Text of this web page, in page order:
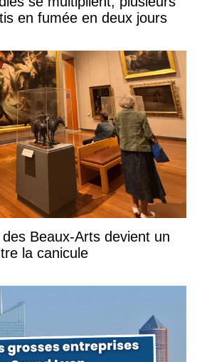
en fumée en deux jours
Beaux-Arts devient un
la canicule